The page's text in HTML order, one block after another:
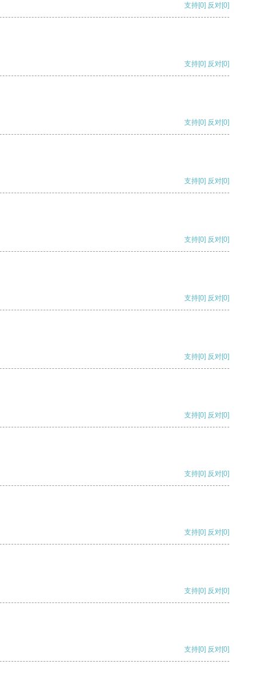
支持[0] 反对[0]
支持[0] 反对[0]
支持[0] 反对[0]
支持[0] 反对[0]
支持[0] 反对[0]
支持[0] 反对[0]
支持[0] 反对[0]
支持[0] 反对[0]
支持[0] 反对[0]
支持[0] 反对[0]
支持[0] 反对[0]
支持[0] 反对[0]